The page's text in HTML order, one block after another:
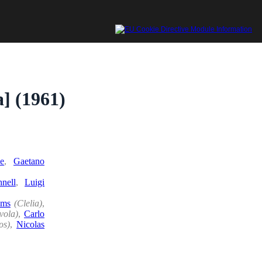
(1961)
, Gaetano
,Luigi
(Clelia),
,Carlo
,Nicolas